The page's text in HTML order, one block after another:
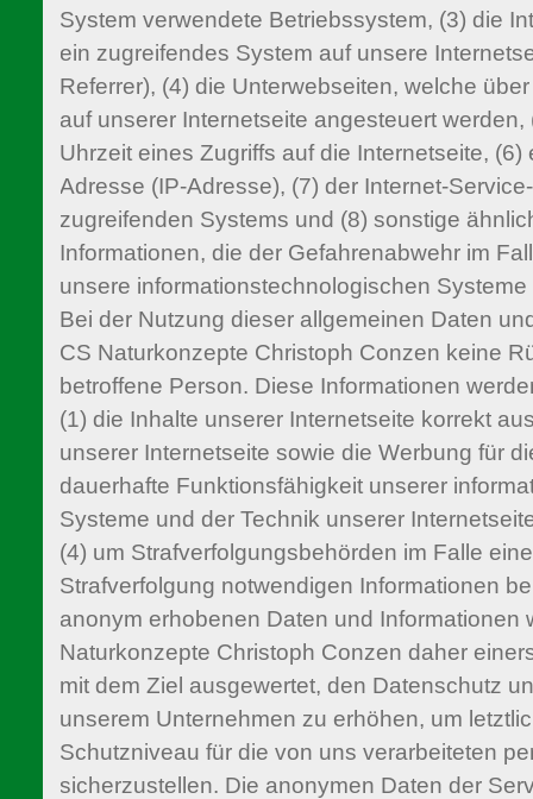
System verwendete Betriebssystem, (3) die
ein zugreifendes System auf unsere
Referrer), (4) die Unterwebseiten, welche
auf unserer Internetseite angesteuert
Uhrzeit eines Zugriffs auf die Internetseite, (6)
Adresse (IP-Adresse), (7) der Internet-
zugreifenden Systems und (8) sonstige
Informationen, die der Gefahrenabwehr im
unsere informationstechnologischen
Bei der Nutzung dieser allgemeinen Daten
CS Naturkonzepte Christoph Conzen keine
betroffene Person. Diese Informationen
(1) die Inhalte unserer Internetseite korrekt
unserer Internetseite sowie die Werbung für
dauerhafte Funktionsfähigkeit unserer
Systeme und der Technik unserer
(4) um Strafverfolgungsbehörden im Falle
Strafverfolgung notwendigen Informationen
anonym erhobenen Daten und Informationen
Naturkonzepte Christoph Conzen daher
mit dem Ziel ausgewertet, den Datenschutz
unserem Unternehmen zu erhöhen, um
Schutzniveau für die von uns verarbeiteten
sicherzustellen. Die anonymen Daten der